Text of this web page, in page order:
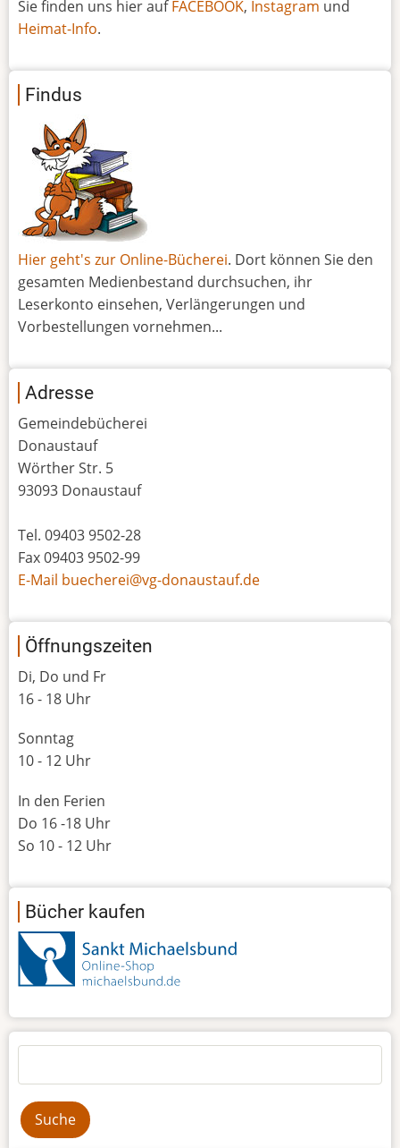
Sie finden uns hier aufFACEBOOK, Instagram und
Heimat-Info.
Findus
Hier geht's zur Online-Bücherei. Dort können Sie den
gesamten Medienbestand durchsuchen, ihr
Leserkonto einsehen, Verlängerungen und
Vorbestellungen vornehmen...
Adresse
Gemeindebücherei
Donaustauf
Wörther Str. 5
93093 Donaustauf
Tel. 09403 9502-28
Fax 09403 9502-99
E-Mail buecherei@vg-donaustauf.de
Öffnungszeiten
Di, Do und Fr
16 - 18 Uhr
Sonntag
10 - 12 Uhr
In den Ferien
Do 16 -18 Uhr
So 10 - 12 Uhr
Bücher kaufen